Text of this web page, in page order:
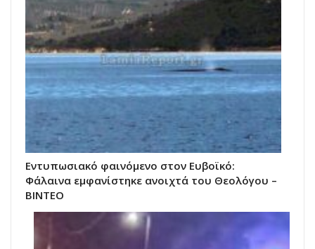
Εντυπωσιακό φαινόμενο στον Ευβοϊκό:
Φάλαινα εμφανίστηκε ανοιχτά του Θεολόγου –
ΒΙΝΤΕΟ